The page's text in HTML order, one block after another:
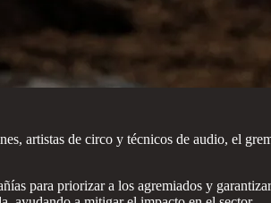
artistas de circo y técnicos de audio, el
para priorizar a los agremiados y